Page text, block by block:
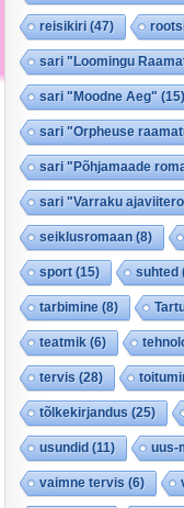
reisikiri (47)
sari "Loomingu
sari "Moodne Aeg" (15)
sari "Orpheuse
sari "Põhjamaade
sari "Varraku
seiklusromaan (8)
sport(15) suhted
tarbimine (8)
teatmik (6)
tervis (28)
tõlkekirjandus (25)
usundid (11) uus-
vaimne tervis (6)